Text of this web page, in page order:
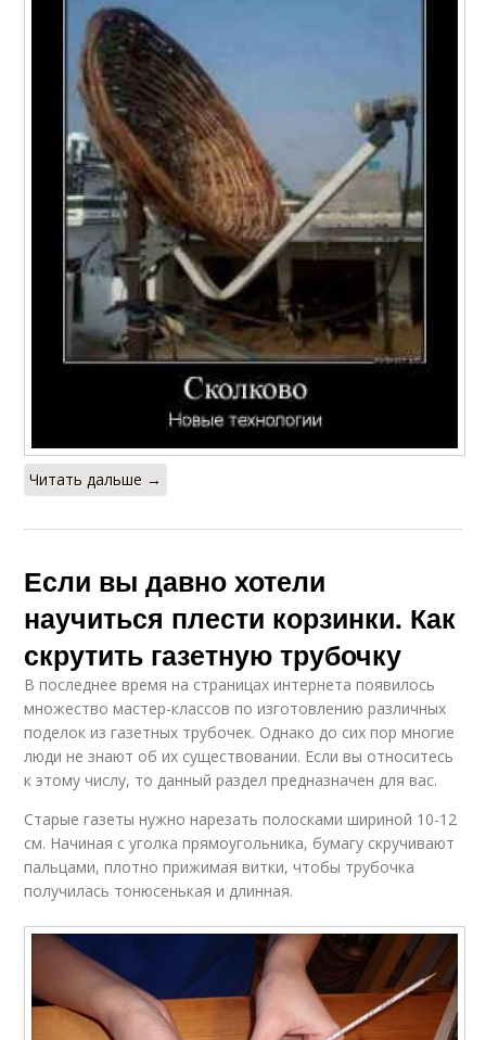
Читать дальше →
Если вы давно хотели
научиться плести корзинки. Как
скрутить газетную трубочку
В последнее время на страницах интернета появилось
множество мастер-классов по изготовлению различных
поделок из газетных трубочек. Однако до сих пор многие
люди не знают об их существовании. Если вы относитесь
к этому числу, то данный раздел предназначен для вас.
Старые газеты нужно нарезать полосками шириной 10-12
см. Начиная с уголка прямоугольника, бумагу скручивают
пальцами, плотно прижимая витки, чтобы трубочка
получилась тонюсенькая и длинная.